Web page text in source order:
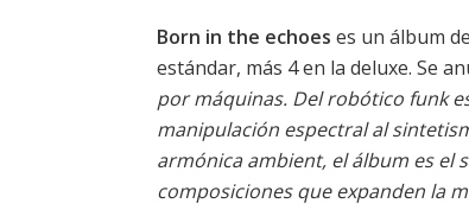
Born in the echoes es un álbum de
estándar, más 4 en la deluxe. Se
por máquinas. Del robótico funk
manipulación espectral al
armónica ambient, el álbum es el
composiciones que expanden la